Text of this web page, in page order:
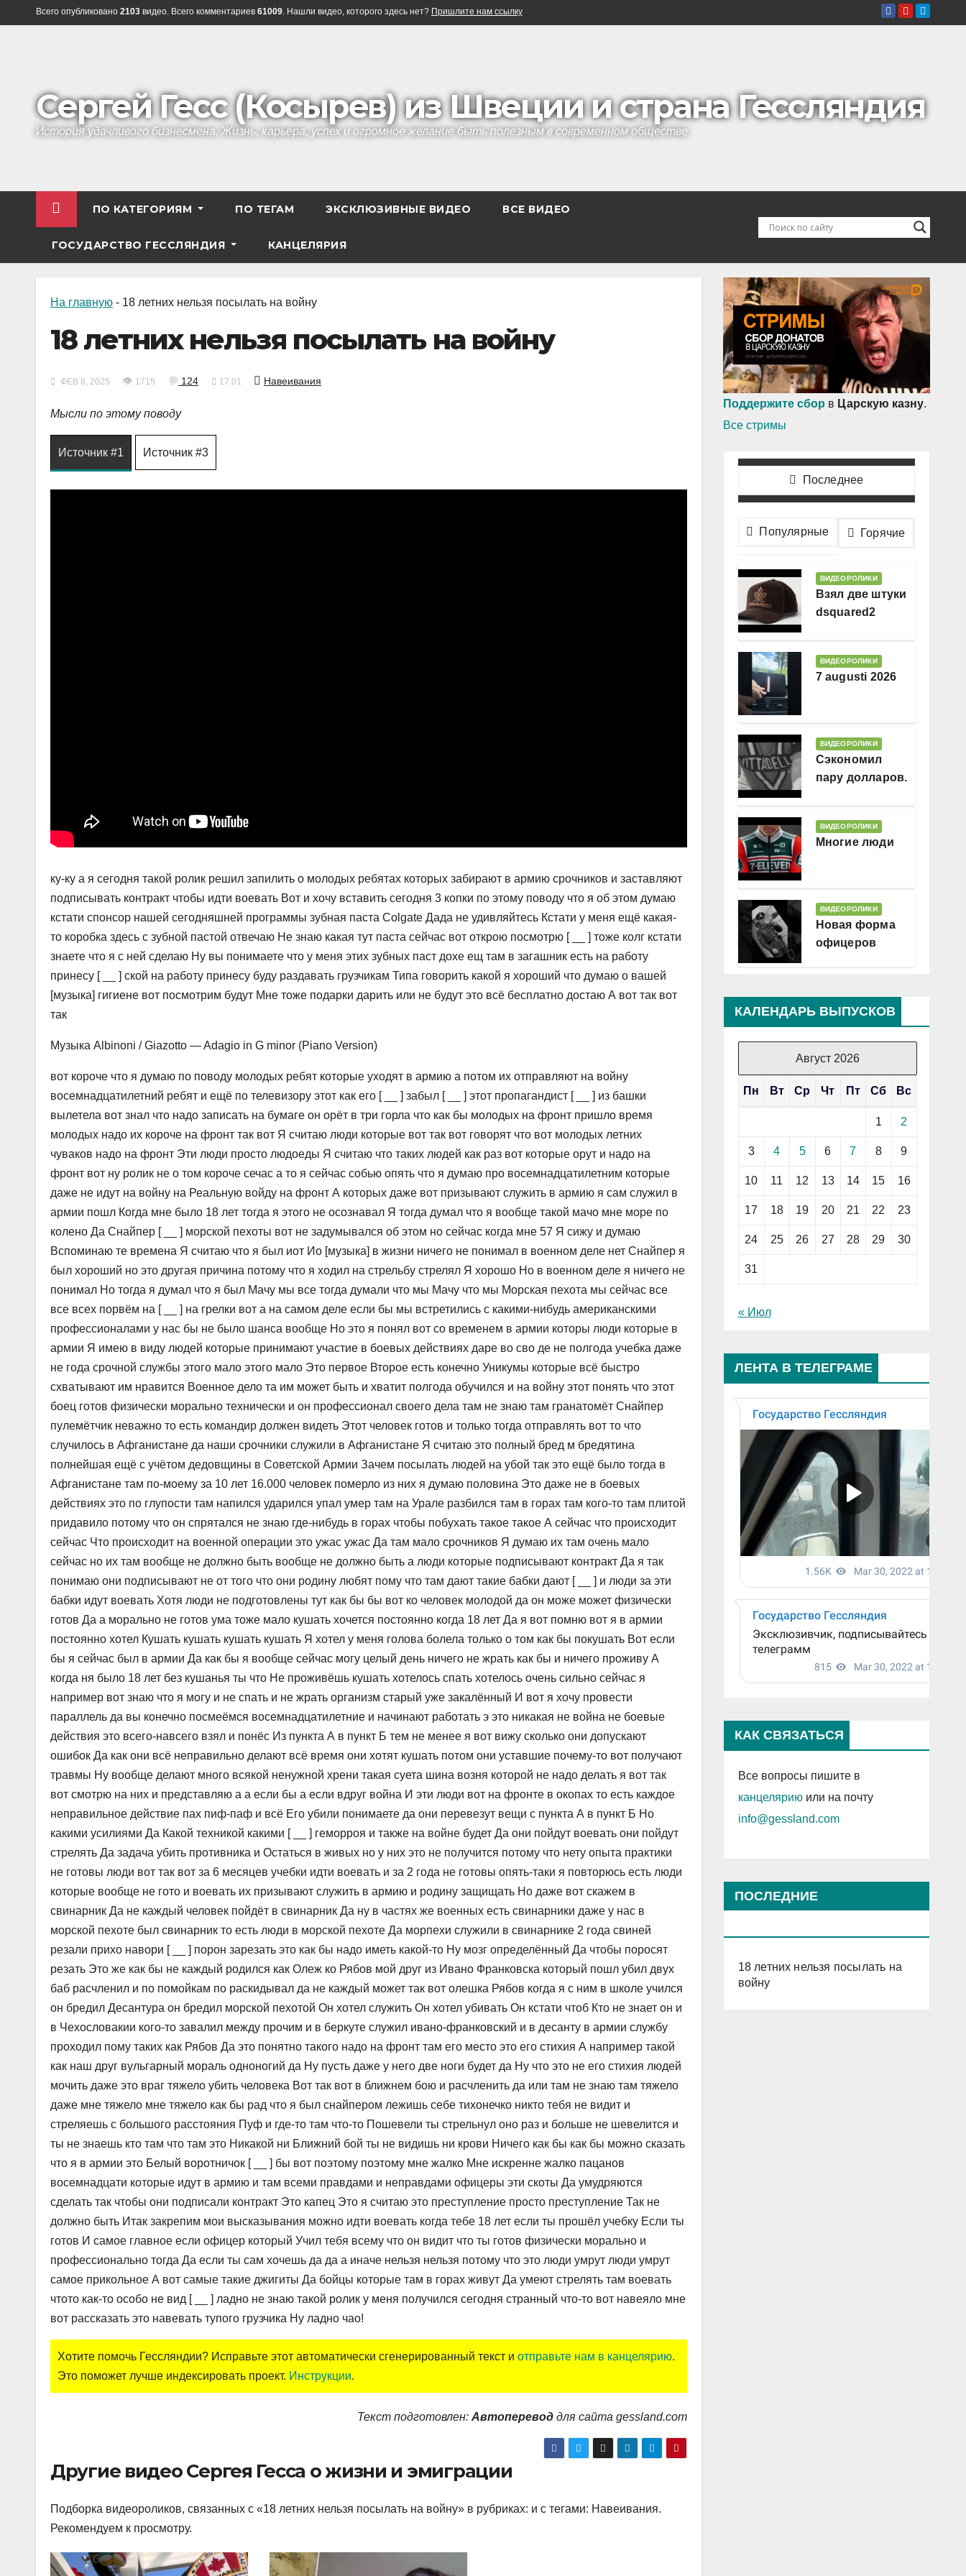
ПерейтиВсего опубликовано 2103 видео. Всего комментариев 61009. Нашли видео, которого здесь нет? Пришлите нам ссылку
Сергей Гесс (Косырев) из Швеции и страна Гессляндия
История удачливого бизнесмена. Жизнь, карьера, успех и огромное желание быть полезным в современном обществе
ПО КАТЕГОРИЯМ ПО ТЕГАМ ЭКСКЛЮЗИВНЫЕ ВИДЕО ВСЕ ВИДЕО
ГОСУДАРСТВО ГЕССЛЯНДИЯ КАНЦЕЛЯРИЯ
На главную - 18 летних нельзя посылать на войну
18 летних нельзя посылать на войну
ФЕВ 8, 2025 👁 1715 💬 124 17:01 Навеивания
Мысли по этому поводу
Источник #1 Источник #3
ку-ку а я сегодня такой ролик решил запилить о молодых ребятах которых забирают в армию срочников и заставляют
подписывать контракт чтобы идти воевать Вот и хочу вставить сегодня 3 копки по этому поводу что я об этом думаю
кстати спонсор нашей сегодняшней программы зубная паста Colgate Дада не удивляйтесь Кстати у меня ещё какая-
то коробка здесь с зубной пастой отвечаю Не знаю какая тут паста сейчас вот открою посмотрю [ __ ] тоже колг кстати
знаете что я с ней сделаю Ну вы понимаете что у меня этих зубных паст дохе ещ там в загашник есть на работу
принесу [ __ ] ской на работу принесу буду раздавать грузчикам Типа говорить какой я хороший что думаю о вашей
[музыка] гигиене вот посмотрим будут Мне тоже подарки дарить или не будут это всё бесплатно достаю А вот так вот
так
Музыка Albinoni / Giazotto — Adagio in G minor (Piano Version)
вот короче что я думаю по поводу молодых ребят которые уходят в армию а потом их отправляют на войну
восемнадцатилетний ребят и ещё по телевизору этот как его [ __ ] забыл [ __ ] этот пропагандист [ __ ] из башки
вылетела вот знал что надо записать на бумаге он орёт в три горла что как бы молодых на фронт пришло время
молодых надо их короче на фронт так вот Я считаю люди которые вот так вот говорят что вот молодых летних
чуваков надо на фронт Эти люди просто людоеды Я считаю что таких людей как раз вот которые орут и надо на
фронт вот ну ролик не о том короче сечас а то я сейчас собью опять что я думаю про восемнадцатилетним которые
даже не идут на войну на Реальную войду на фронт А которых даже вот призывают служить в армию я сам служил в
армии пошл Когда мне было 18 лет тогда я этого не осознавал Я тогда думал что я вообще такой мачо мне море по
колено Да Снайпер [ __ ] морской пехоты вот не задумывался об этом но сейчас когда мне 57 Я сижу и думаю
Вспоминаю те времена Я считаю что я был иот Ио [музыка] в жизни ничего не понимал в военном деле нет Снайпер я
был хороший но это другая причина потому что я ходил на стрельбу стрелял Я хорошо Но в военном деле я ничего не
понимал Но тогда я думал что я был Мачу мы все тогда думали что мы Мачу что мы Морская пехота мы сейчас все
все всех порвём на [ __ ] на грелки вот а на самом деле если бы мы встретились с какими-нибудь американскими
профессионалами у нас бы не было шанса вообще Но это я понял вот со временем в армии которы люди которые в
армии Я имею в виду людей которые принимают участие в боевых действиях даре во сво де не полгода учебка даже
не года срочной службы этого мало этого мало Это первое Второе есть конечно Уникумы которые всё быстро
схватывают им нравится Военное дело та им может быть и хватит полгода обучился и на войну этот понять что этот
боец готов физически морально технически и он профессионал своего дела там не знаю там гранатомёт Снайпер
пулемётчик неважно то есть командир должен видеть Этот человек готов и только тогда отправлять вот то что
случилось в Афганистане да наши срочники служили в Афганистане Я считаю это полный бред м бредятина
полнейшая ещё с учётом дедовщины в Советской Армии Зачем посылать людей на убой так это ещё было тогда в
Афганистане там по-моему за 10 лет 16.000 человек померло из них я думаю половина Это даже не в боевых
действиях это по глупости там напился ударился упал умер там на Урале разбился там в горах там кого-то там плитой
придавило потому что он спрятался не знаю где-нибудь в горах чтобы побухать такое такое А сейчас что происходит
сейчас Что происходит на военной операции это ужас ужас Да там мало срочников Я думаю их там очень мало
сейчас но их там вообще не должно быть вообще не должно быть а люди которые подписывают контракт Да я так
понимаю они подписывают не от того что они родину любят пому что там дают такие бабки дают [ __ ] и люди за эти
бабки идут воевать Хотя люди не подготовлены тут как бы бы вот ко человек молодой да он може может физически
готов Да а морально не готов ума тоже мало кушать хочется постоянно когда 18 лет Да я вот помню вот я в армии
постоянно хотел Кушать кушать кушать кушать Я хотел у меня голова болела только о том как бы покушать Вот если
бы я сейчас был в армии Да как бы я вообще сейчас могу целый день ничего не жрать как бы и ничего проживу А
когда ня было 18 лет без кушанья ты что Не проживёшь кушать хотелось спать хотелось очень сильно сейчас я
например вот знаю что я могу и не спать и не жрать организм старый уже закалённый И вот я хочу провести
параллель да вы конечно посмеёмся восемнадцатилетние и начинают работать э это никакая не война не боевые
действия это всего-навсего взял и понёс Из пункта А в пункт Б тем не менее я вот вижу сколько они допускают
ошибок Да как они всё неправильно делают всё время они хотят кушать потом они уставшие почему-то вот получают
травмы Ну вообще делают много всякой ненужной хрени такая суета шина возня которой не надо делать я вот так
вот смотрю на них и представляю а а если бы а если вдруг война И эти люди вот на фронте в окопах то есть каждое
неправильное действие пах пиф-паф и всё Его убили понимаете да они перевезут вещи с пункта А в пункт Б Но
какими усилиями Да Какой техникой какими [ __ ] геморроя и также на войне будет Да они пойдут воевать они пойдут
стрелять Да задача убить противника и Остаться в живых но у них это не получится потому что нету опыта практики
не готовы люди вот так вот за 6 месяцев учебки идти воевать и за 2 года не готовы опять-таки я повторюсь есть люди
которые вообще не гото и воевать их призывают служить в армию и родину защищать Но даже вот скажем в
свинарник Да не каждый человек пойдёт в свинарник Да ну в частях же военных есть свинарники даже у нас в
морской пехоте был свинарник то есть люди в морской пехоте Да морпехи служили в свинарнике 2 года свиней
резали прихо навори [ __ ] порон зарезать это как бы надо иметь какой-то Ну мозг определённый Да чтобы поросят
резать Это же как бы не каждый родился как Олеж ко Рябов мой друг из Ивано Франковска который пошл убил двух
баб расчленил и по помойкам по раскидывал да не каждый может так вот олешка Рябов когда я с ним в школе учился
он бредил Десантура он бредил морской пехотой Он хотел служить Он хотел убивать Он кстати чтоб Кто не знает он и
в Чехословакии кого-то завалил между прочим и в беркуте служил ивано-франковский и в десанту в армии службу
проходил пому таких как Рябов Да это понятно такого надо на фронт там его место это его стихия А например такой
как наш друг вульгарный мораль одноногий да Ну пусть даже у него две ноги будет да Ну что это не его стихия людей
мочить даже это враг тяжело убить человека Вот так вот в ближнем бою и расчленить да или там не знаю там тяжело
даже мне тяжело мне тяжело как бы рад что я был снайпером лежишь себе тихонечко никто тебя не видит и
стреляешь с большого расстояния Пуф и где-то там что-то Пошевели ты стрельнул оно раз и больше не шевелится и
ты не знаешь кто там что там это Никакой ни Ближний бой ты не видишь ни крови Ничего как бы как бы можно сказать
что я в армии это Белый воротничок [ __ ] бы вот поэтому поэтому мне жалко Мне искренне жалко пацанов
восемнадцати которые идут в армию и там всеми правдами и неправдами офицеры эти скоты Да умудряются
сделать так чтобы они подписали контракт Это капец Это я считаю это преступление просто преступление Так не
должно быть Итак закрепим мои высказывания можно идти воевать когда тебе 18 лет если ты прошёл учебку Если ты
готов И самое главное если офицер который Учил тебя всему что он видит что ты готов физически морально и
профессионально тогда Да если ты сам хочешь да да а иначе нельзя нельзя потому что это люди умрут люди умрут
самое прикольное А вот самые такие джигиты Да бойцы которые там в горах живут Да умеют стрелять там воевать
чтото как-то особо не вид [ __ ] ладно не знаю такой ролик у меня получился сегодня странный что-то вот навеяло мне
вот рассказать это навевать тупого грузчика Ну ладно чао!
Хотите помочь Гессляндии? Исправьте этот автоматически сгенерированный текст и отправьте нам в канцелярию.
Это поможет лучше индексировать проект. Инструкции.
Текст подготовлен: Автопереводдля сайта gessland.com
Другие видео Сергея Гесса о жизни и эмиграции
Подборка видеороликов, связанных с «18 летних нельзя посылать на войну» в рубриках: и с тегами: Навеивания.
Рекомендуем к просмотру.
Поддержите сбор в Царскую казну.
Все стримы
Последнее
Популярные Горячие
ВИДЕОРОЛИКИ
Взял две штуки
dsquared2
ВИДЕОРОЛИКИ
7 augusti 2026
ВИДЕОРОЛИКИ
Сэкономил
пару долларов.
ВИДЕОРОЛИКИ
Многие люди
ВИДЕОРОЛИКИ
Новая форма
офицеров
КАЛЕНДАРЬ ВЫПУСКОВ
Август 2026
Пн Вт Ср Чт Пт Сб Вс
1 2
3 4 5 6 7 8 9
10 11 12 13 14 15 16
17 18 19 20 21 22 23
24 25 26 27 28 29 30
31
« Июл
ЛЕНТА В ТЕЛЕГРАМЕ
КАК СВЯЗАТЬСЯ
Все вопросы пишите в
канцеляриюили на почту
info@gessland.com
ПОСЛЕДНИЕ
18 летних нельзя посылать на
войну